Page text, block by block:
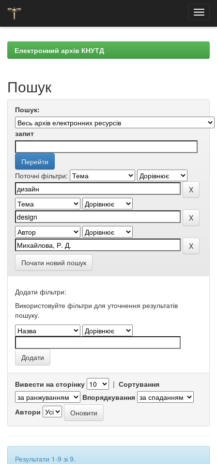
navigationЕлектронний архів КНУТД
Пошук
Пошук:
запит
Поточні фільтри:
Почати новий пошук
Додати фільтри:
Використовуйте фільтри для уточнення результатів
пошуку.
Вивести на сторінку | Сортування
Впорядкування
Автори
Результати 1-9 зі 9.